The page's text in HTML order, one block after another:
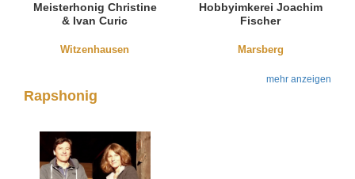
Meisterhonig Christine
& Ivan Curic
Witzenhausen
Hobbyimkerei Joachim
Fischer
Marsberg
mehr anzeigen
Rapshonig